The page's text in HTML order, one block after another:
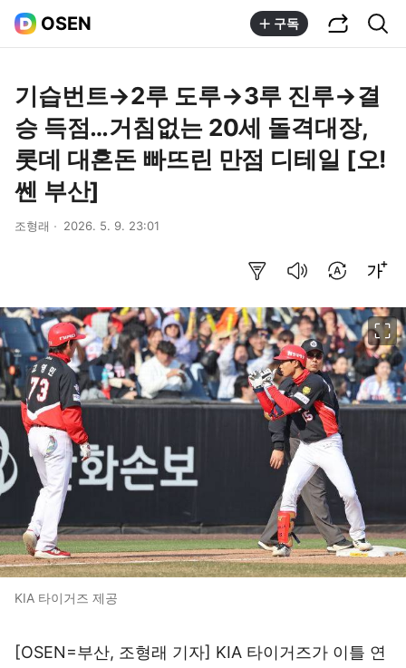
OSEN 구독
기습번트→2루 도루→3루 진루→결
승 득점…거침없는 20세 돌격대장,
롯데 대혼돈 빠뜨린 만점 디테일 [오!
쎈 부산]
조형래 2026. 5. 9. 23:01
KIA 타이거즈 제공
[OSEN=부산, 조형래 기자] KIA 타이거즈가 이틀 연